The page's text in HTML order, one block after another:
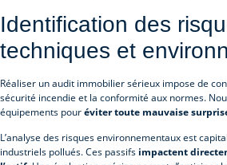
Identification des
techniques et
Réaliser un audit immobilier sérieux impose de
sécurité incendie et la conformité aux normes.
équipements pouréviter toute mauvaise
L’analyse des risques environnementaux est
industriels pollués. Ces passifs impactent